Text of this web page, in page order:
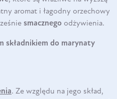
aromat i łagodny orzechowy
smacznego odżywienia.
składnikiem do marynaty
. Ze względu na jego skład,